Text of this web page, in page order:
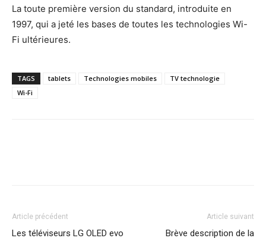
La toute première version du standard, introduite en
1997, qui a jeté les bases de toutes les technologies Wi-
Fi ultérieures.
TAGS tablets Technologies mobiles
TV technologie
Wi-Fi
Article précédent
Les téléviseurs LG OLED evo
Article suivant
Brève description de la